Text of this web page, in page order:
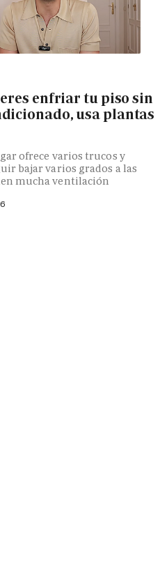
enfriar tu piso sin
usa plantas
ofrece varios trucos y
bajar varios grados a las
mucha ventilación